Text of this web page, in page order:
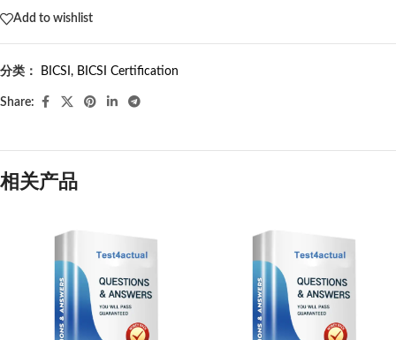
Add to wishlist
分类： BICSI , BICSI Certification
Share:
相关产品